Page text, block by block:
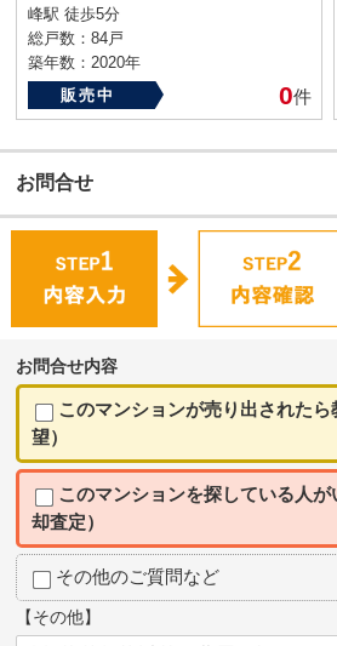
峰駅 徒歩5分
総戸数：84戸
築年数：2020年
販売中
0件
お問合せ
お問合せ内容
このマンションが売り出された
望）
このマンションを探している人
却査定）
その他のご質問など
【その他】